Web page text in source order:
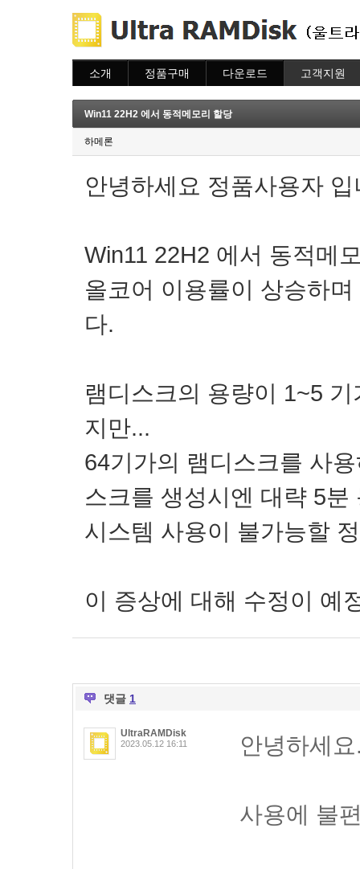
소개 정품구매
주문조회
이용안내
다운로드 고객지원
질문하기
Win11 22H2 에서 동적메모리 할당
하메론
안녕하세요 정품사용자 입
Win11 22H2 에서 동적메
올코어 이용률이 상승하
다.
램디스크의 용량이 1~5
지만...
64기가의 램디스크를 사
스크를 생성시엔 대략 5분
시스템 사용이 불가능할
이 증상에 대해 수정이 예
댓글 1
UltraRAMDisk
2023.05.12 16:11 안녕하세
사용에 불